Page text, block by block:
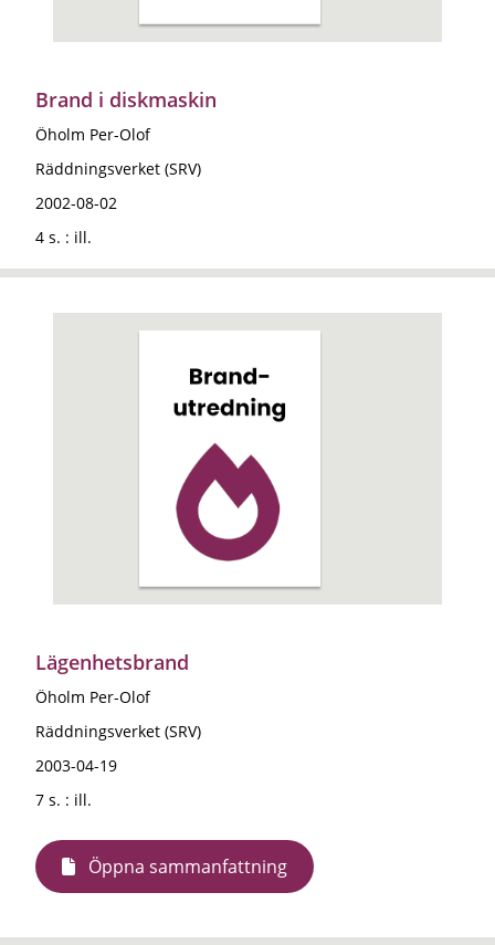
Brand i diskmaskin
Öholm Per-Olof
Räddningsverket (SRV)
2002-08-02
4 s. : ill.
Lägenhetsbrand
Öholm Per-Olof
Räddningsverket (SRV)
2003-04-19
7 s. : ill.
Öppna sammanfattning